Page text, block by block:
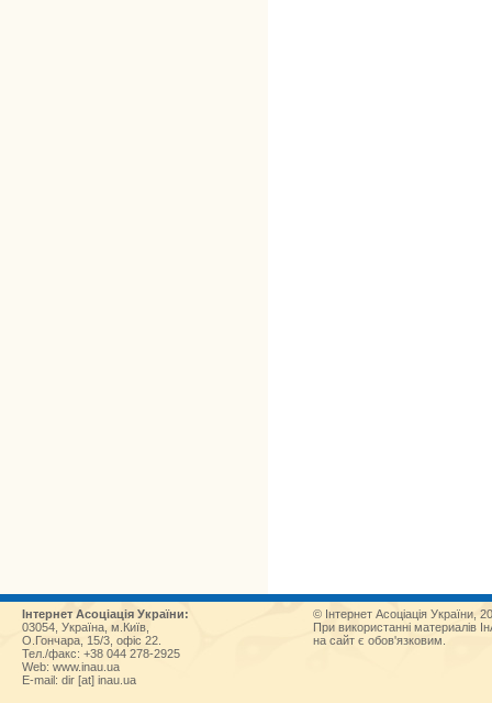
Інтернет Асоціація України:
03054, Україна, м.Київ,
О.Гончара, 15/3, офіс 22.
Тел./факс: +38 044 278-2925
Web: www.inau.ua
E-mail: dir [at] inau.ua
© Інтернет Асоціація України,
При використанні материалів
на сайт є обов'язковим.